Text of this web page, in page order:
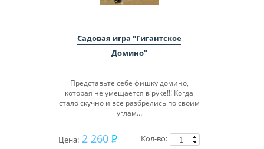
Садовая игра "Гигантское
Домино"
Представьте себе фишку домино,
которая не умещается в руке!!! Когда
стало скучно и все разбрелись по своим
углам…
Цена: 2 260
Кол-во: